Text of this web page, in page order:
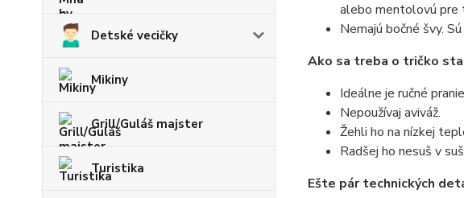
Detské vecičky
Mikiny
Grill/Guláš majster
Turistika
alebo mentolovú pre
Nemajú bočné švy.
Ako sa treba o tričko
Ideálne je ručné
Nepoužívaj aviváž.
Žehli ho na nízkej
Radšej ho nesuš v
Ešte pár technických